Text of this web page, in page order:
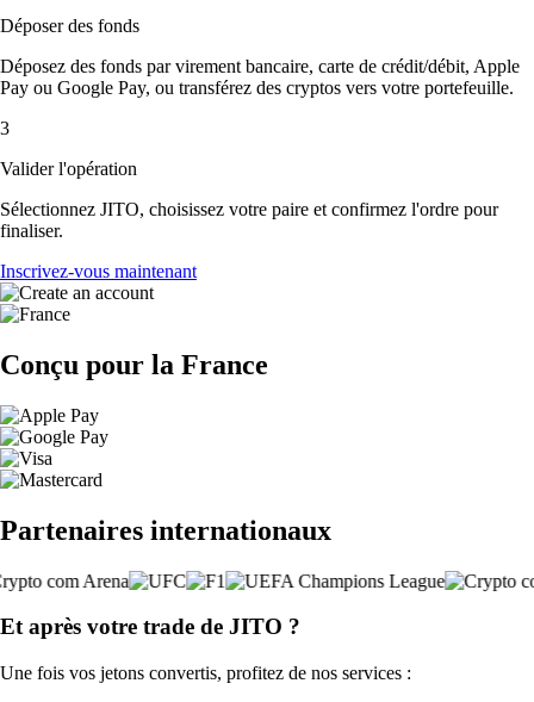
Déposer des fonds
Déposez des fonds par virement bancaire, carte de crédit/débit, Apple
Pay ou Google Pay, ou transférez des cryptos vers votre portefeuille.
3
Valider l'opération
Sélectionnez JITO, choisissez votre paire et confirmez l'ordre pour
finaliser.
Inscrivez-vous maintenant
Conçu pour la France
Partenaires internationaux
Et après votre trade de JITO ?
Une fois vos jetons convertis, profitez de nos services :